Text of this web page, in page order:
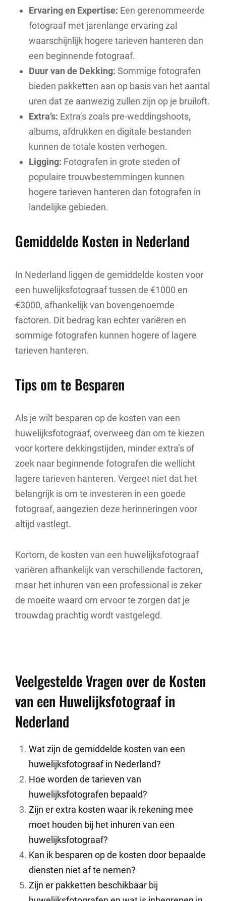
Ervaring en Expertise: Een gerenommeerde
fotograaf met jarenlange ervaring zal
waarschijnlijk hogere tarieven hanteren dan
een beginnende fotograaf.
Duur van de Dekking: Sommige fotografen
bieden pakketten aan op basis van het aantal
uren dat ze aanwezig zullen zijn op je bruiloft.
Extra’s: Extra’s zoals pre-weddingshoots,
albums, afdrukken en digitale bestanden
kunnen de totale kosten verhogen.
Ligging: Fotografen in grote steden of
populaire trouwbestemmingen kunnen
hogere tarieven hanteren dan fotografen in
landelijke gebieden.
Gemiddelde Kosten in Nederland
In Nederland liggen de gemiddelde kosten voor
een huwelijksfotograaf tussen de €1000 en
€3000, afhankelijk van bovengenoemde
factoren. Dit bedrag kan echter variëren en
sommige fotografen kunnen hogere of lagere
tarieven hanteren.
Tips om te Besparen
Als je wilt besparen op de kosten van een
huwelijksfotograaf, overweeg dan om te kiezen
voor kortere dekkingstijden, minder extra’s of
zoek naar beginnende fotografen die wellicht
lagere tarieven hanteren. Vergeet niet dat het
belangrijk is om te investeren in een goede
fotograaf, aangezien deze herinneringen voor
altijd vastlegt.
Kortom, de kosten van een huwelijksfotograaf
variëren afhankelijk van verschillende factoren,
maar het inhuren van een professional is zeker
de moeite waard om ervoor te zorgen dat je
trouwdag prachtig wordt vastgelegd.
Veelgestelde Vragen over de Kosten
van een Huwelijksfotograaf in
Nederland
Wat zijn de gemiddelde kosten van een
huwelijksfotograaf in Nederland?
Hoe worden de tarieven van
huwelijksfotografen bepaald?
Zijn er extra kosten waar ik rekening mee
moet houden bij het inhuren van een
huwelijksfotograaf?
Kan ik besparen op de kosten door bepaalde
diensten niet af te nemen?
Zijn er pakketten beschikbaar bij